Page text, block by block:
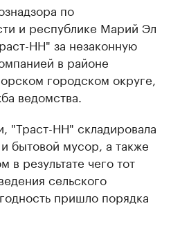
по
и республике Марий Эл
НН" за незаконную
​в районе
городском округе,
ведомства.
"Траст-НН" складировала
бытовой мусор, а также
в результате чего тот
сельского
пришло порядка